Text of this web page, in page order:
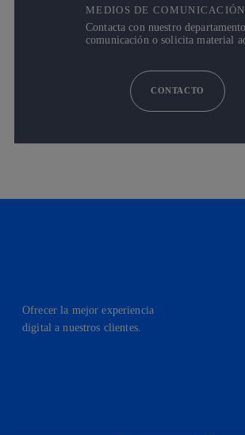
MEDIOS DE COMUNICACIÓN
Contacta con nuestro
comunicación o solicita material
CONTACTO
Ofrecer la mejor experiencia
digital a nuestros clientes.